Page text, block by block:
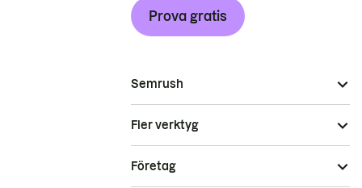
Prova gratis
Semrush
Fler verktyg
Företag